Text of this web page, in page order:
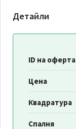
Детайли
ID на оферта
Цена
Квадратура
Спалня